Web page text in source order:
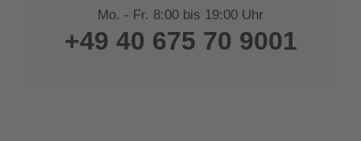
Mo. - Fr. 8:00 bis 19:00 Uhr
+49 40 675 70 9001